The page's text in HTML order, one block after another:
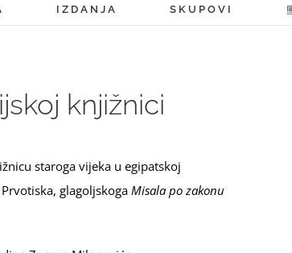
IZDANJA SKUPOVI
knjižnici
staroga vijeka u egipatskoj
glagoljskoga Misala po zakonu